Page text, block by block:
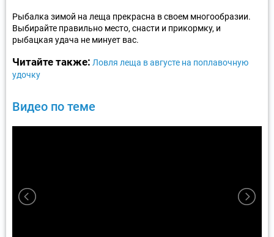
Рыбалка зимой на леща прекрасна в своем многообразии.
Выбирайте правильно место, снасти и прикормку, и
рыбацкая удача не минует вас.
Читайте также: Ловля леща в августе на поплавочную
удочку
Видео по теме